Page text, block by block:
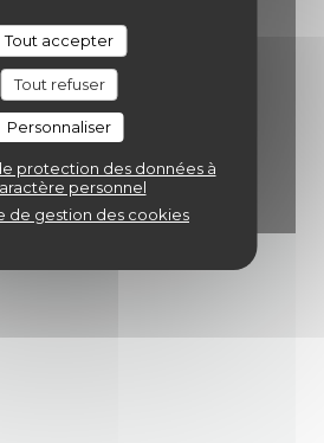
Tout accepter
Tout refuser
Personnaliser
protection des données à
personnel
de gestion des cookies